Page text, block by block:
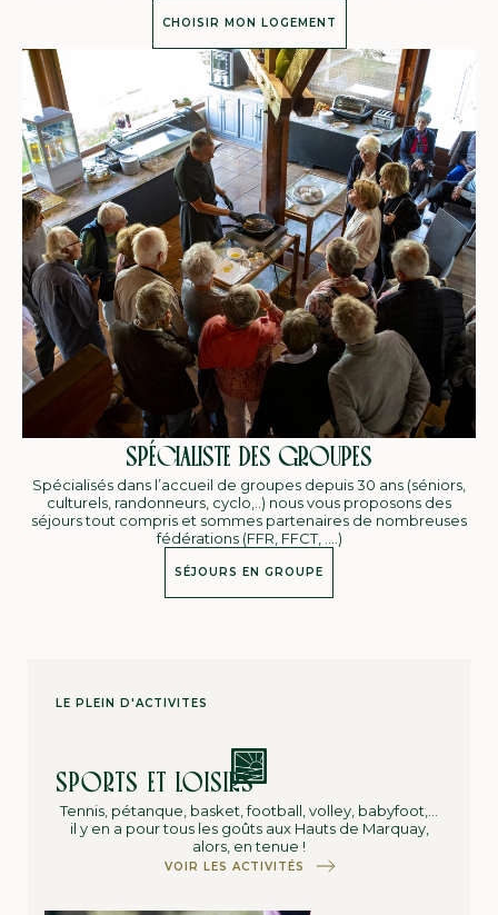
CHOISIR MON LOGEMENT
SPÉCIALISTE DES GROUPES
Spécialisés dans l’accueil de groupes depuis 30 ans (séniors,
culturels, randonneurs, cyclo,..) nous vous proposons des
séjours tout compris et sommes partenaires de nombreuses
fédérations (FFR, FFCT, ….)
SÉJOURS EN GROUPE
LE PLEIN D'ACTIVITÉS
SPORTS ET LOISIRS
Tennis, pétanque, basket, football, volley, babyfoot,…
il y en a pour tous les goûts aux Hauts de Marquay,
alors, en tenue !
VOIR LES ACTIVITÉS